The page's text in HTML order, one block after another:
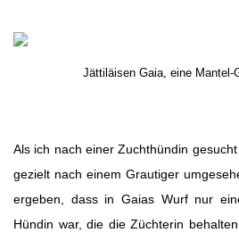
Jättiläisen Gaia, eine Mantel-
Als ich nach einer Zuchthündin
gezielt nach einem Grautiger
ergeben, dass in Gaias Wurf nur
Hündin war, die die Züchterin